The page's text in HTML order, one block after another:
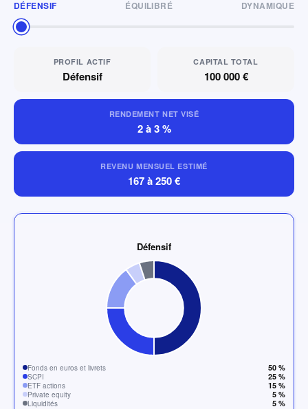
DÉFENSIF ÉQUILIBRÉ DYNAMIQUE
PROFIL ACTIF
Défensif
CAPITAL TOTAL
100 000 €
RENDEMENT NET VISÉ
2 à 3 %
REVENU MENSUEL ESTIMÉ
167 à 250 €
Défensif
Fonds en euros et livrets 50 %
SCPI 25 %
ETF actions 15 %
Private equity 5 %
Liquidités 5 %